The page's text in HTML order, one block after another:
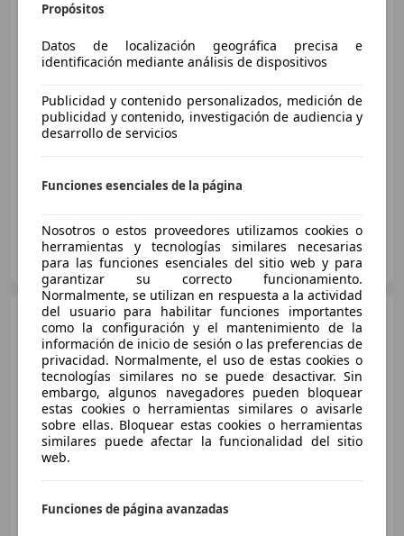
€ 48.000
Sin comparación
Particular
ES-17250 Platja De Aro
MAN TGETGE 3.180 Fg.
Standard 3.5t 4x4 177
€ 65.000
Sin comparación
01/2019 165.000 km Diésel 130 kW (177 CV)
Propósitos
Datos de localización geográfica precisa e
identificación mediante análisis de dispositivos
Publicidad y contenido personalizados, medición de
publicidad y contenido, investigación de audiencia y
desarrollo de servicios
Funciones esenciales de la página
Nosotros o estos proveedores utilizamos cookies o
herramientas y tecnologías similares necesarias
para las funciones esenciales del sitio web y para
garantizar su correcto funcionamiento.
Normalmente, se utilizan en respuesta a la actividad
del usuario para habilitar funciones importantes
como la configuración y el mantenimiento de la
información de inicio de sesión o las preferencias de
privacidad. Normalmente, el uso de estas cookies o
tecnologías similares no se puede desactivar. Sin
embargo, algunos navegadores pueden bloquear
estas cookies o herramientas similares o avisarle
sobre ellas. Bloquear estas cookies o herramientas
similares puede afectar la funcionalidad del sitio
web.
Funciones de página avanzadas